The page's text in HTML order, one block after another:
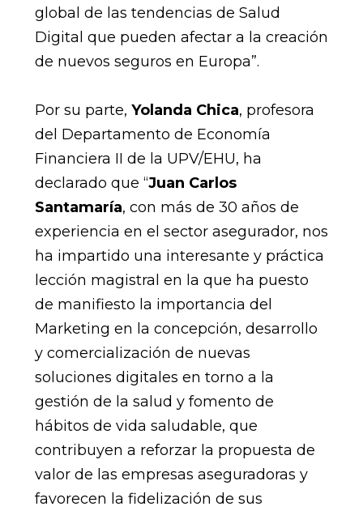
global de las tendencias de Salud
Digital que pueden afectar a la creación
de nuevos seguros en Europa”.
Por su parte, Yolanda Chica, profesora
del Departamento de Economía
Financiera II de la UPV/EHU, ha
declarado que “Juan Carlos
Santamaría, con más de 30 años de
experiencia en el sector asegurador, nos
ha impartido una interesante y práctica
lección magistral en la que ha puesto
de manifiesto la importancia del
Marketing en la concepción, desarrollo
y comercialización de nuevas
soluciones digitales en torno a la
gestión de la salud y fomento de
hábitos de vida saludable, que
contribuyen a reforzar la propuesta de
valor de las empresas aseguradoras y
favorecen la fidelización de sus